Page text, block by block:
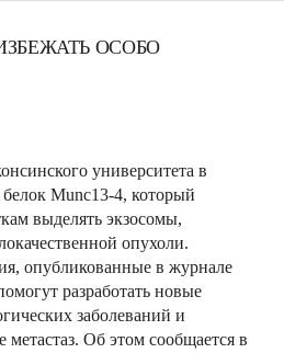
ОСОБО
университета в
Munc13-4, который
выделять экзосомы,
опухоли.
опубликованные в журнале
разработать новые
заболеваний и
метастаз. Об этом сообщается в